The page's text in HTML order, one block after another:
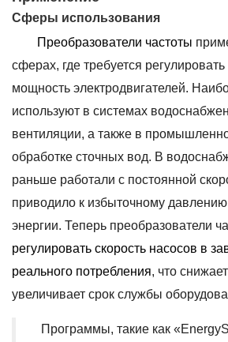
Сферы использования
Преобразователи частоты
сферах, где требуется регулировать
мощность электродвигателей.
используют в системах
вентиляции, а также в
обработке сточных вод. В
раньше работали с постоянной
приводило к избыточному
энергии. Теперь преобразователи
регулировать скорость насосов в
реального потребления, что
увеличивает срок службы
Программы, такие как